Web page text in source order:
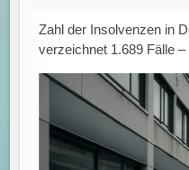
Zahl der Insolvenzen in
verzeichnet 1.689 Fälle